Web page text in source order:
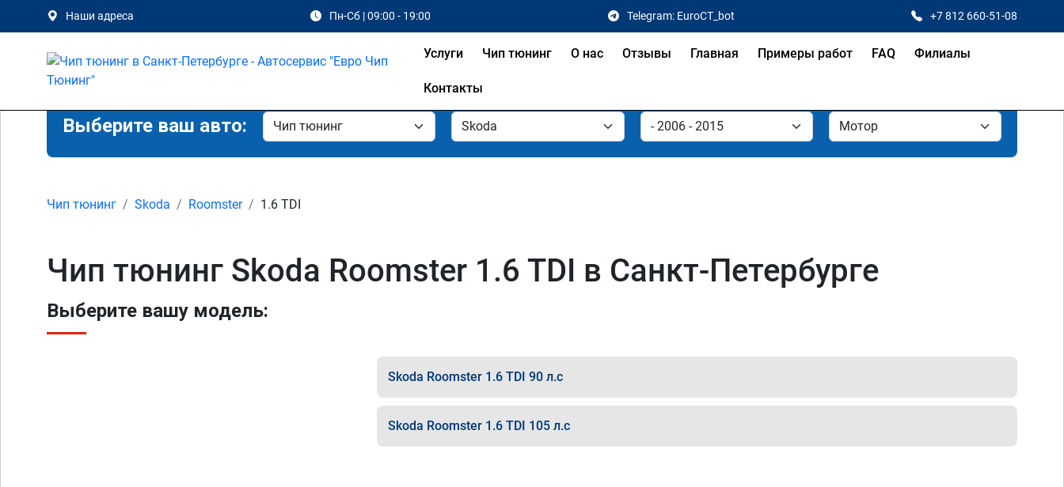
Наши адреса Пн-Сб | 09:00 - 19:00 Telegram: EuroCT_bot +7 812 660-51-08
Услуги Чип тюнинг О нас Отзывы Главная Примеры работ FAQ Филиалы
Контакты
Выберите ваш авто:
Чип тюнинг Skoda Roomster 1.6 TDI
Чип тюнинг Skoda Roomster 1.6 TDI в Санкт-Петербурге
Выберите вашу модель:
Skoda Roomster 1.6 TDI 90 л.с
Skoda Roomster 1.6 TDI 105 л.с